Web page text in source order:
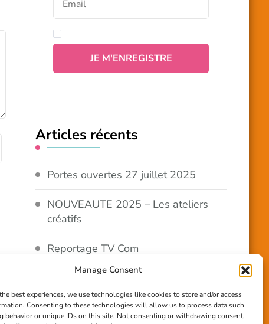
Manage Consent
best experiences, we use technologies like cookies to store and/or access
Consenting to these technologies will allow us to process data such
behavior or unique IDs on this site. Not consenting or withdrawing consent,
Articles récents
Portes ouvertes 27 juillet 2025
NOUVEAUTE 2025 – Les ateliers
créatifs
Reportage TV Com
Construction en terre-paille
Chantier Participatif Terre Paille